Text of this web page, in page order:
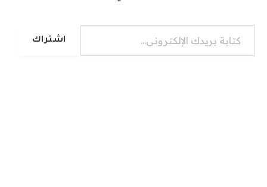
كتابة بريدك الإلكتروني...
اشتراك